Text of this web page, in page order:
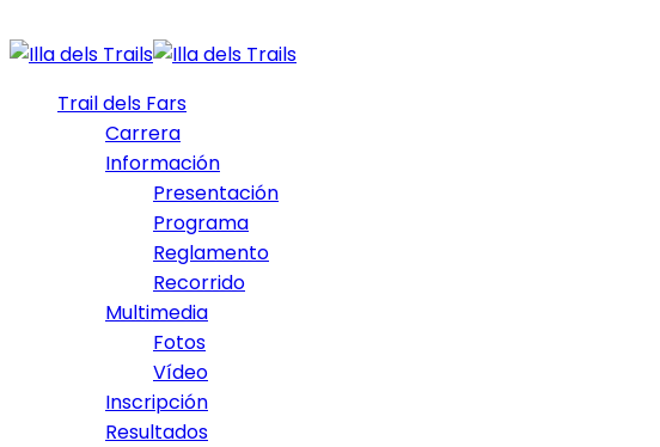
Trail dels Fars
Carrera
Información
Presentación
Programa
Reglamento
Recorrido
Multimedia
Fotos
Vídeo
Inscripción
Resultados